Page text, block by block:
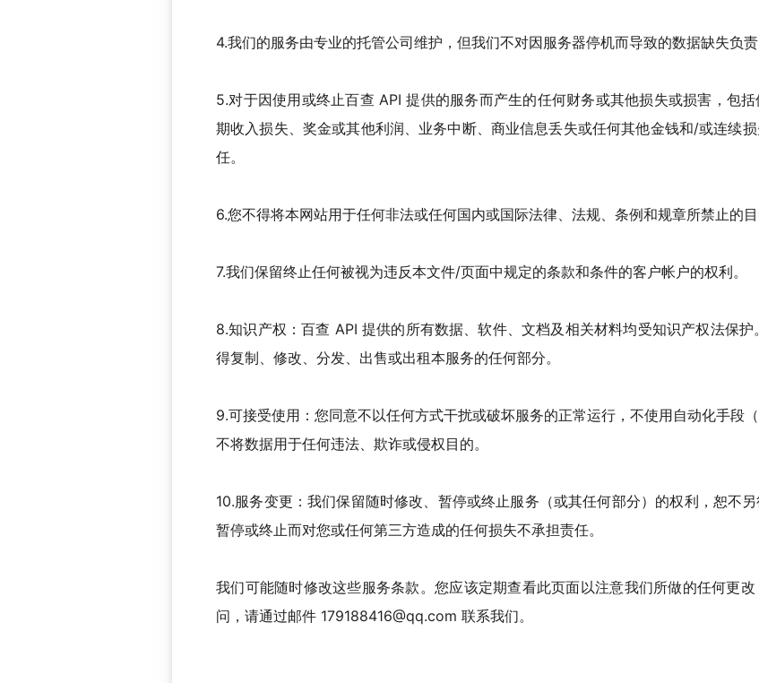
4.我们的服务由专业的托管公司维护，但我们不对因服务器停机而导致的数据缺失负责
5.对于因使用或终止百查 API 提供的服务而产生的任何财务或其他损失或损害，包
期收入损失、奖金或其他利润、业务中断、商业信息丢失或任何其他金钱和/或连续
任。
6.您不得将本网站用于任何非法或任何国内或国际法律、法规、条例和规章所禁止的
7.我们保留终止任何被视为违反本文件/页面中规定的条款和条件的客户帐户的权利。
8.知识产权：百查 API 提供的所有数据、软件、文档及相关材料均受知识产权法保
得复制、修改、分发、出售或出租本服务的任何部分。
9.可接受使用：您同意不以任何方式干扰或破坏服务的正常运行，不使用自动化手段
不将数据用于任何违法、欺诈或侵权目的。
10.服务变更：我们保留随时修改、暂停或终止服务（或其任何部分）的权利，恕不
暂停或终止而对您或任何第三方造成的任何损失不承担责任。
我们可能随时修改这些服务条款。您应该定期查看此页面以注意我们所做的任何更
问，请通过邮件 179188416@qq.com 联系我们。